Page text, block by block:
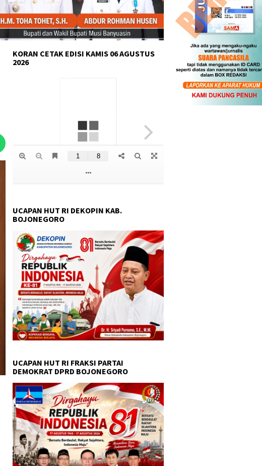
KORAN CETAK EDISI KAMIS 06 AGUSTUS
2026
UCAPAN HUT RI DEKOPIN KAB.
BOJONEGORO
UCAPAN HUT RI FRAKSI PARTAI
DEMOKRAT DPRD BOJONEGORO